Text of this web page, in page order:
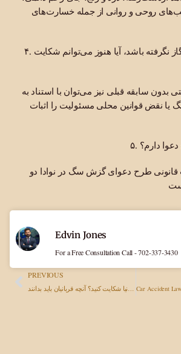
روحی و روانی از جمله خسارت‌های
۴. اگر سگ قبلاً کسی را گاز نگرفته باشد، آیا هنوز می‌توانم شکایت
بدون سابقه قبلی نیز می‌توان با استناد به
نقض قوانین محلی مسئولیت را اثبات
دارم؟
قانونی طرح دعوای گزش سگ در نوادا دو
PREVIOUS
آیا می‌توانید به دلیل مسمومیت غذایی در کالیفرنیا شکایت کنید؟ آنچه قربانیان باید بدانند
Edvin Jones
For a Free Consultation Call - 702-337-3430